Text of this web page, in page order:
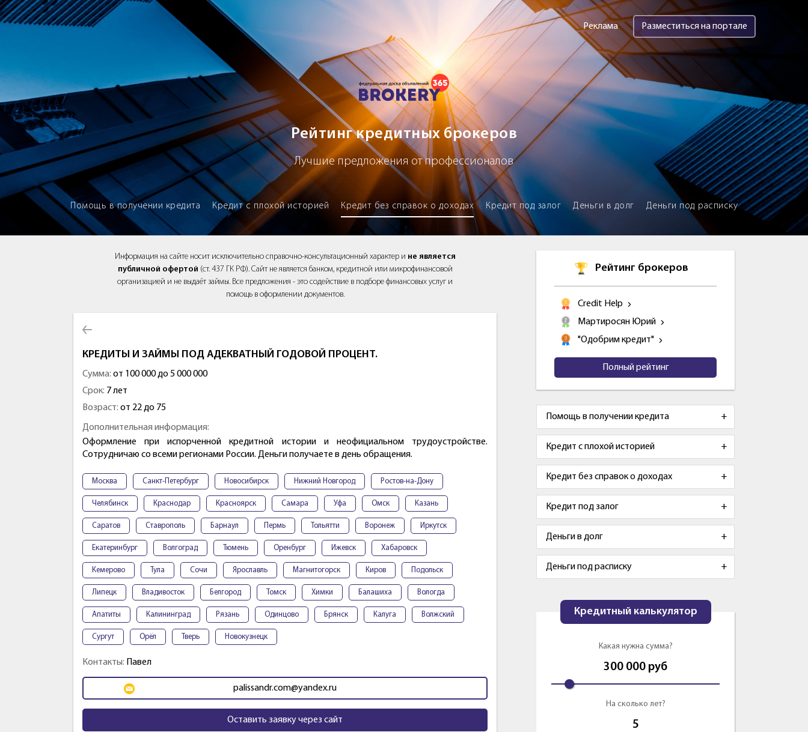
Brokery365 - Рейтинг кредитных брокеров
Реклама Разместиться на портале
Рейтинг кредитных брокеров
Лучшие предложения от профессионалов
Помощь в получении кредита Кредит с плохой историей Кредит без справок о доходах Кредит под залог Деньги в долг Деньги под расписку
Информация на сайте носит исключительно справочно-консультационный характер и не является
публичной офертой (ст. 437 ГК РФ). Сайт не является банком, кредитной или микрофинансовой
организацией и не выдаёт займы. Все предложения - это содействие в подборе финансовых услуг и
помощь в оформлении документов.
КРЕДИТЫ И ЗАЙМЫ ПОД АДЕКВАТНЫЙ ГОДОВОЙ ПРОЦЕНТ.
Сумма: от 100 000 до 5 000 000
Срок: 7 лет
Возраст: от 22 до 75
Дополнительная информация:
Оформление при испорченной кредитной истории и неофициальном трудоустройстве.
Сотрудничаю со всеми регионами России. Деньги получаете в день обращения.
Москва Санкт-Петербург Новосибирск Нижний Новгород Ростов-на-Дону
Челябинск Краснодар Красноярск Самара Уфа Омск Казань
Саратов Ставрополь Барнаул Пермь Тольятти Воронеж Иркутск
Екатеринбург Волгоград Тюмень Оренбург Ижевск Хабаровск
Кемерово Тула Сочи Ярославль Магнитогорск Киров Подольск
Липецк Владивосток Белгород Томск Химки Балашиха Вологда
Апатиты Калининград Рязань Одинцово Брянск Калуга Волжский
Сургут Орёл Тверь Новокузнецк
Контакты: Павел
palissandr.com@yandex.ru
Оставить заявку через сайт
Рейтинг брокеров
Credit Help
Мартиросян Юрий
"Одобрим кредит"
Полный рейтинг
Помощь в получении кредита
Кредит с плохой историей
Кредит без справок о доходах
Кредит под залог
Деньги в долг
Деньги под расписку
Кредитный калькулятор
Какая нужна сумма?
300 000 руб
На сколько лет?
5